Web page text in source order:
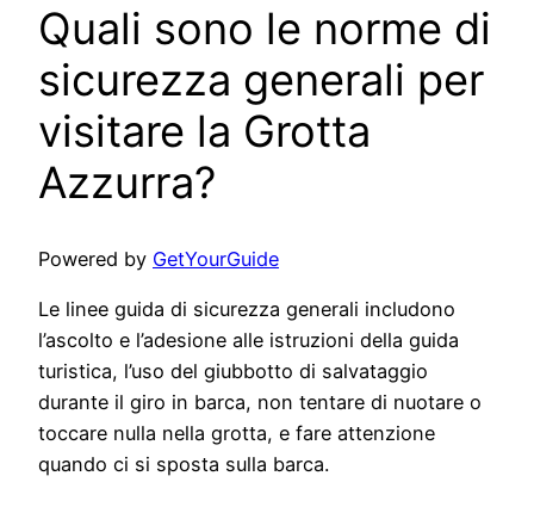
Quali sono le norme di
sicurezza generali per
visitare la Grotta
Azzurra?
Powered by GetYourGuide
Le linee guida di sicurezza generali includono
l’ascolto e l’adesione alle istruzioni della guida
turistica, l’uso del giubbotto di salvataggio
durante il giro in barca, non tentare di nuotare o
toccare nulla nella grotta, e fare attenzione
quando ci si sposta sulla barca.